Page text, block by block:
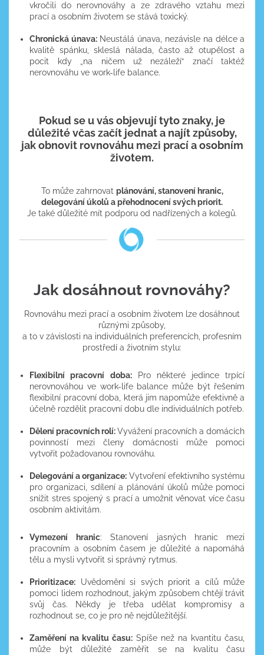
vkročili do nerovnováhy a ze zdravého vztahu mezi
prací a osobním životem se stává toxický.
Chronická únava: Neustálá únava, nezávisle na délce a
kvalitě spánku, skleslá nálada, často až otupělost a
pocit kdy „na ničem už nezáleží“ značí taktéž
nerovnováhu ve work-life balance.
Pokud se u vás objevují tyto znaky, je
důležité včas začít jednat a najít způsoby,
jak obnovit rovnováhu mezi prací a osobním
životem.
To může zahrnovat plánování, stanovení hranic,
delegování úkolů a přehodnocení svých priorit.
Je také důležité mít podporu od nadřízených a kolegů.
Jak dosáhnout rovnováhy?
Rovnováhu mezi prací a osobním životem lze dosáhnout
různými způsoby,
a to v závislosti na individuálních preferencích, profesním
prostředí a životním stylu:
Flexibilní pracovní doba:Pro některé jedince trpící
nerovnováhou ve work-life balance může být řešením
flexibilní pracovní doba, která jim napomůže efektivně a
účelně rozdělit pracovní dobu dle individuálních potřeb.
Dělení pracovních rolí:Vyvážení pracovních a domácích
povinností mezi členy domácnosti může pomoci
vytvořit požadovanou rovnováhu.
Delegování a organizace: Vytvoření efektivního systému
pro organizaci, sdílení a plánování úkolů může pomoci
snížit stres spojený s prací a umožnit věnovat více času
osobním aktivitám.
Vymezení hranic: Stanovení jasných hranic mezi
pracovním a osobním časem je důležité a napomáhá
tělu a mysli vytvořit si správný rytmus.
Prioritizace: Uvědomění si svých priorit a cílů může
pomoci lidem rozhodnout, jakým způsobem chtějí trávit
svůj čas. Někdy je třeba udělat kompromisy a
rozhodnout se, co je pro ně nejdůležitější.
Zaměření na kvalitu času: Spíše než na kvantitu času,
může být důležité zaměřit se na kvalitu času